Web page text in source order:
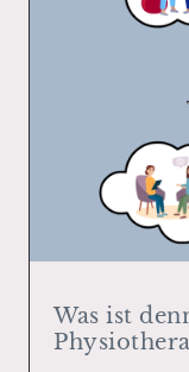
Was ist